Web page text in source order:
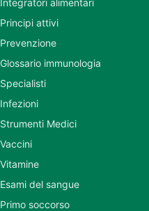
Principi attivi
Prevenzione
Glossario immunologia
Specialisti
Infezioni
Strumenti Medici
Vaccini
Vitamine
Esami del sangue
Primo soccorso